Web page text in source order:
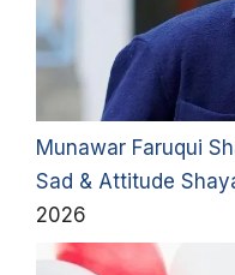
Munawar Faruqui
Sad & Attitude
2026